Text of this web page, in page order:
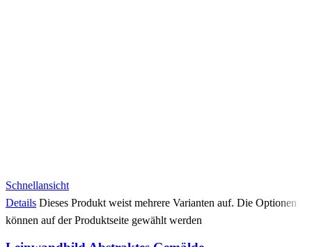
Schnellansicht
Details Dieses Produkt weist mehrere Varianten auf. Die Optionen
können auf der Produktseite gewählt werden